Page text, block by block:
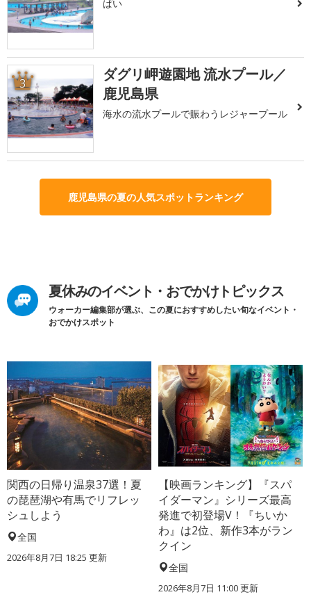
ぱい
3
ダグリ岬遊園地 流水プール／
鹿児島県
海水の流水プールで賑わうレジャープール
鹿児島県の夏の人気スポットランキング
夏休みのイベント・おでかけトピックス
ウォーカー編集部が選ぶ、この夏におすすめしたい旬なイベント・
おでかけスポット
関西の日帰り温泉37選！夏
の琵琶湖や有馬でリフレッ
シュしよう
全国
2026年8月7日 18:25 更新
【映画ランキング】『スパ
イダーマン』シリーズ最高
発進で初登場V！『ちいか
わ』は2位、新作3本がラン
クイン
全国
2026年8月7日 11:00更新